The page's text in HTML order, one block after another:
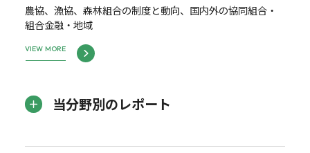
農協、漁協、森林組合の制度と動向、国内外の協同組合・
組合金融・地域
VIEW MORE
当分野別のレポート